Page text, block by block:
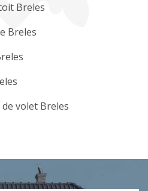
Breles
Breles
volet Breles